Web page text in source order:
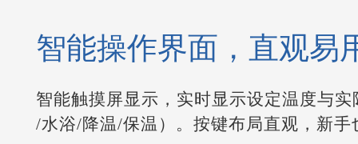
智能操作界面，直观易
智能触摸屏显示，实时显示设定温度与
/水浴/降温/保温）。按键布局直观，新手